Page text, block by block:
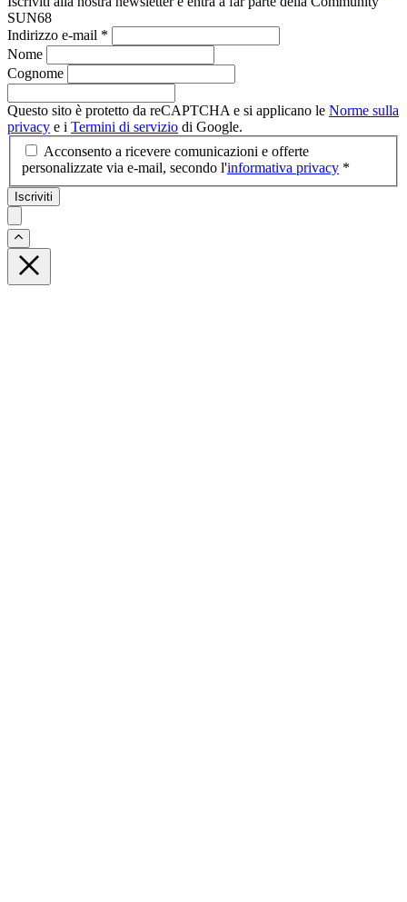
SUN68
Indirizzo e-mail *
Nome
Cognome
Questo sito è protetto da reCAPTCHA e si applicano le Norme sulla
privacy e i Termini di servizio di Google.
Acconsento a ricevere comunicazioni e offerte
personalizzate via e-mail, secondo l'informativa privacy *
Iscriviti